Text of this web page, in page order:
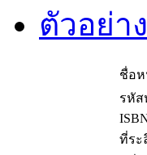
ตัวอย่
ชื่อห
รหัส
ที่ระ